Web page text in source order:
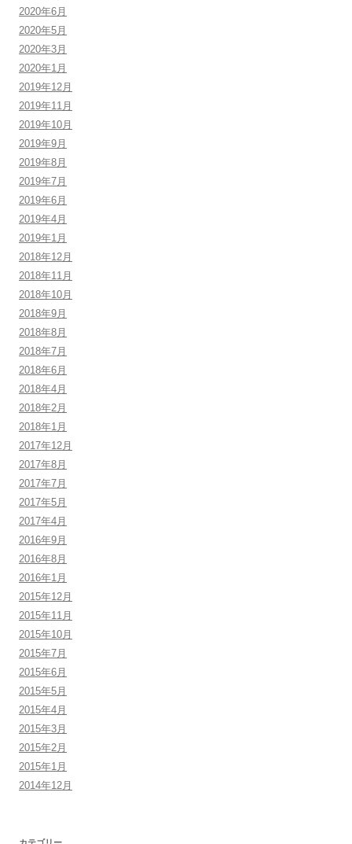
2020年6月
2020年5月
2020年3月
2020年1月
2019年12月
2019年11月
2019年10月
2019年9月
2019年8月
2019年7月
2019年6月
2019年4月
2019年1月
2018年12月
2018年11月
2018年10月
2018年9月
2018年8月
2018年7月
2018年6月
2018年4月
2018年2月
2018年1月
2017年12月
2017年8月
2017年7月
2017年5月
2017年4月
2016年9月
2016年8月
2016年1月
2015年12月
2015年11月
2015年10月
2015年7月
2015年6月
2015年5月
2015年4月
2015年3月
2015年2月
2015年1月
2014年12月
カテゴリー